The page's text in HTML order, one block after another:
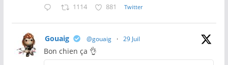
1114 881 Twitter
Gouaig @gouaig · 29 Juil
Bon chien ça 👌